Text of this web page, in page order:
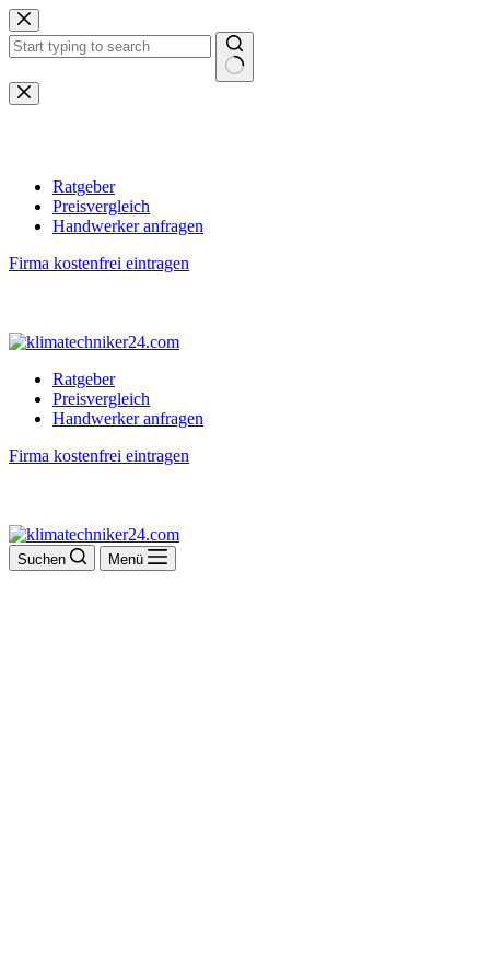
Zum
Inhalt
springen
Keine
Ergebnisse
Ratgeber
Preisvergleich
Handwerker anfragen
Firma kostenfrei eintragen
Ratgeber
Preisvergleich
Handwerker anfragen
Firma kostenfrei eintragen
Suchen Menü